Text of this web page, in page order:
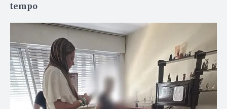
tempo